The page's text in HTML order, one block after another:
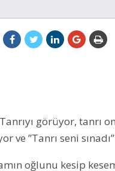
görüyor, tanrı
ve ”Tanrı seni
oğlunu kesip